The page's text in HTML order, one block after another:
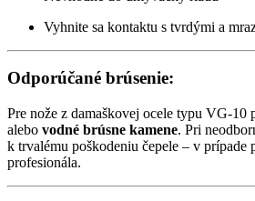
Vyhnite sa kontaktu s tvrdými a
Odporúčané brúsenie:
Pre nože z damaškovej ocele typu VG-10
alebo vodné brúsne kamene. Pri
k trvalému poškodeniu čepele – v prípade
profesionála.